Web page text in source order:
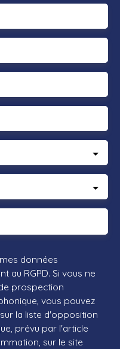
données
au RGPD. Si vous ne
prospection
vous pouvez
la liste d'opposition
prévu par l'article
sur le site